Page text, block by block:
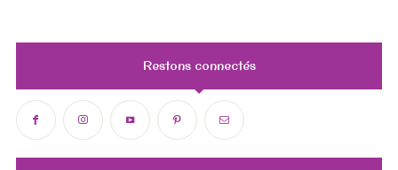
Restons connectés